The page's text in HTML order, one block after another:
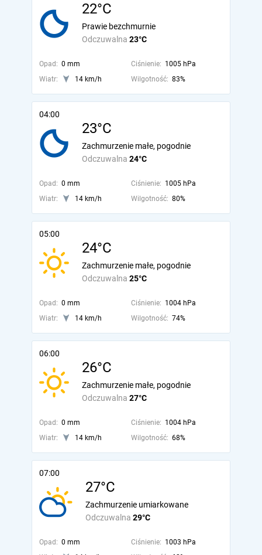
22°C
Odczuwalna 23°C
Prawie bezchmurnie
Opad: 0 mm Ciśnienie: 1005 hPa
Wiatr:
14 km/h Wilgotność: 83%
04:00
23°C
Odczuwalna 24°C
Zachmurzenie małe, pogodnie
Opad: 0 mm Ciśnienie: 1005 hPa
Wiatr:
14 km/h Wilgotność: 80%
05:00
24°C
Odczuwalna 25°C
Zachmurzenie małe, pogodnie
Opad: 0 mm Ciśnienie: 1004 hPa
Wiatr:
14 km/h Wilgotność: 74%
06:00
26°C
Odczuwalna 27°C
Zachmurzenie małe, pogodnie
Opad: 0 mm Ciśnienie: 1004 hPa
Wiatr:
14 km/h Wilgotność: 68%
07:00
27°C
Odczuwalna 29°C
Zachmurzenie umiarkowane
Opad: 0 mm Ciśnienie: 1003 hPa